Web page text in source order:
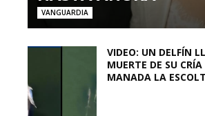
VANGUARDIA
VIDEO: UN DELFÍN
MUERTE DE SU
MANADA LA